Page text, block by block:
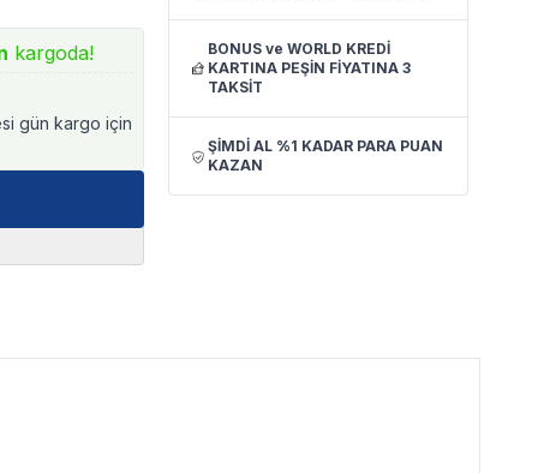
kargoda!
gün kargo için
BONUS ve WORLD KREDİ
KARTINA PEŞİN FİYATINA 3
TAKSİT
ŞİMDİ AL %1 KADAR PARA PUAN
KAZAN